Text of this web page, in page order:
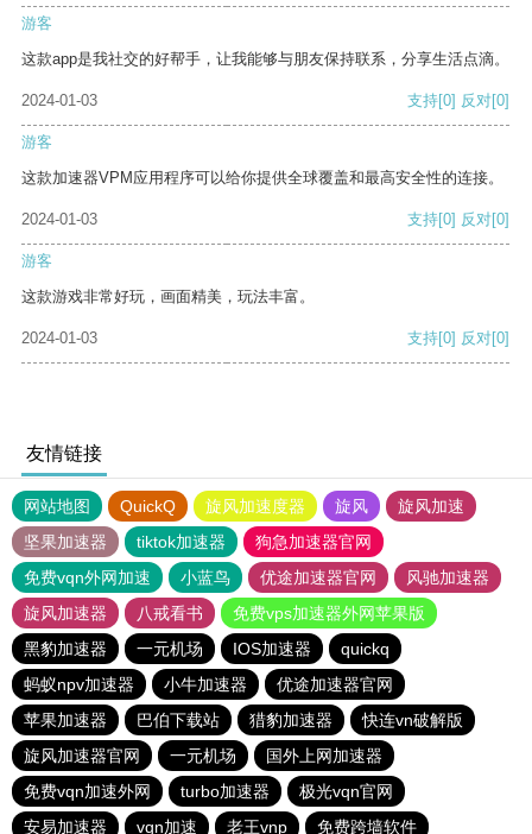
游客
这款app是我社交的好帮手，让我能够与朋友保持联系，分享生活点滴。
2024-01-03 支持[0] 反对[0]
游客
这款加速器VPM应用程序可以给你提供全球覆盖和最高安全性的连接。
2024-01-03 支持[0] 反对[0]
游客
这款游戏非常好玩，画面精美，玩法丰富。
2024-01-03 支持[0] 反对[0]
友情链接
网站地图 QuickQ 旋风加速度器 旋风
旋风加速
坚果加速器
tiktok加速器
狗急加速器官网
免费vqn外网加速
小蓝鸟 优途加速器官网
风驰加速器
旋风加速器
八戒看书
免费vps加速器外网苹果版
黑豹加速器
一元机场 IOS加速器
quickq
蚂蚁npv加速器
小牛加速器
优途加速器官网
苹果加速器
巴伯下载站 猎豹加速器
快连vn破解版
旋风加速器官网
一元机场
国外上网加速器
免费vqn加速外网
turbo加速器
极光vqn官网
安易加速器
vqn加速 老王vnp 免费跨墙软件